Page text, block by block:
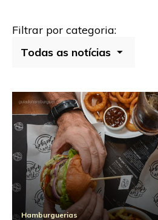
Filtrar por categoria:
Hamburguerias